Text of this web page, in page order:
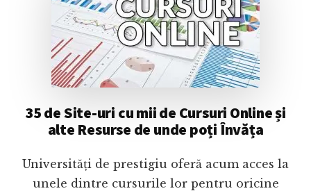
35 de Site-uri cu mii de Cursuri Online și
alte Resurse de unde poți Învăța
Universități de prestigiu oferă acum acces la
unele dintre cursurile lor pentru oricine